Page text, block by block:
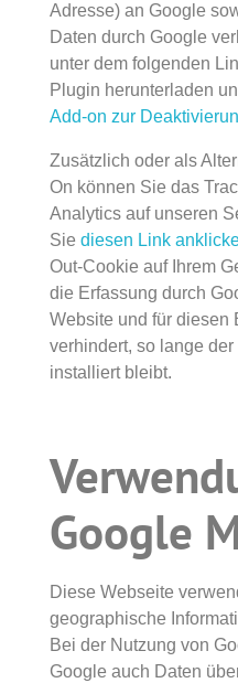
Adresse) an Google
Daten durch Google
unter dem folgenden
Plugin herunterladen
Add-on zur
Zusätzlich oder als
On können Sie das
Analytics auf unseren
Sie diesen Link
Out-Cookie auf Ihrem
die Erfassung durch
Website und für diesen
verhindert, so lange
installiert bleibt.
Google
Diese Webseite
geographische
Bei der Nutzung von
Google auch Daten